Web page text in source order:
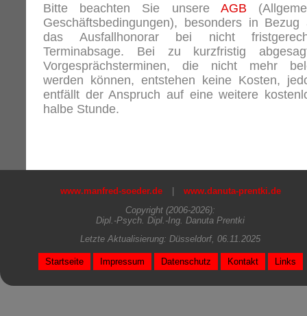
Bitte beachten Sie unsere AGB
Geschäftsbedingungen), besonders in Bezug
das Ausfallhonorar bei nicht
Terminabsage. Bei zu kurzfristig
Vorgesprächsterminen, die nicht mehr
werden können, entstehen keine Kosten,
entfällt der Anspruch auf eine weitere
halbe Stunde.
www.manfred-soeder.de
www.danuta-prentki.de
Copyright (2006-2026):
Dipl.-Psych. Dipl.-Ing. Danuta Prentki
Letzte Aktualisierung: Düsseldorf, 06.11.2025
Startseite Impressum Datenschutz Kontakt Links